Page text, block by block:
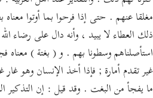
مغلقا عنهم . حتى إذا فرحوا بما أوتوا معناه
ذلك العطاء لا يبيد ، وأنه دال على رضاء
استأصلناهم وسطونا بهم . و ( بغتة )
غير تقدم أمارة ; فإذا أخذ الإنسان وهو
ما يفجأ من البغت . وقد قيل : إن